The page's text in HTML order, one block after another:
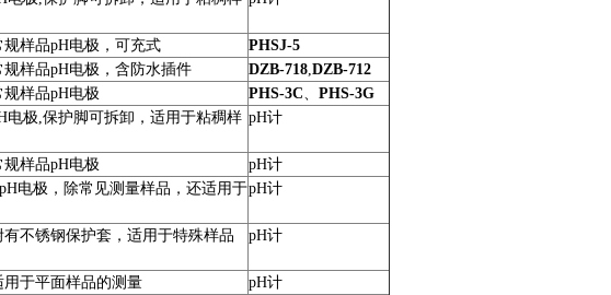
规样品pH电极，可充式
PHSJ-5
规样品pH电极，含防水插件 DZB-718,DZB-712
规样品pH电极 PHS-3C、 PHS-3G
电极,保护脚可拆卸，适用于粘稠样 pH计
规样品pH电极 pH计
pH电极，除常见测量样品，还适用于pH计
有不锈钢保护套，适用于特殊样品
pH计
用于平面样品的测量 pH计